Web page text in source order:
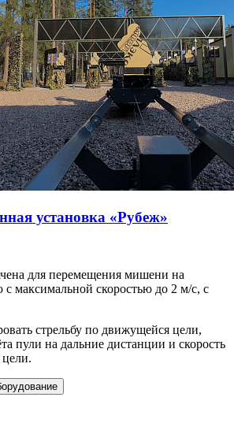
установка «Рубеж»
для перемещения мишени на
максимальной скоростью до 2 м/с, с
стрельбу по движущейся цели,
пули на дальние дистанции и скорость